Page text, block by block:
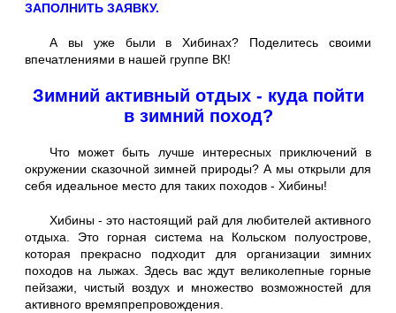
ЗАПОЛНИТЬ ЗАЯВКУ.
А вы уже были в Хибинах? Поделитесь своими
впечатлениями в нашей группе ВК!
Зимний активный отдых - куда пойти
в зимний поход?
Что может быть лучше интересных приключений в
окружении сказочной зимней природы? А мы открыли для
себя идеальное место для таких походов - Хибины!
Хибины - это настоящий рай для любителей активного
отдыха. Это горная система на Кольском полуострове,
которая прекрасно подходит для организации зимних
походов на лыжах. Здесь вас ждут великолепные горные
пейзажи, чистый воздух и множество возможностей для
активного времяпрепровождения.